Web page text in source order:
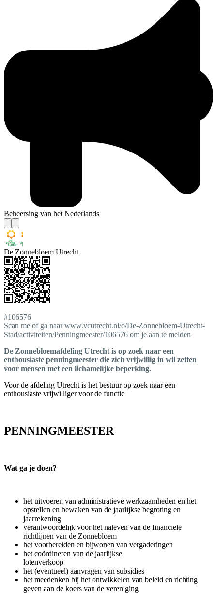
Beheersing van het Nederlands
De Zonnebloem Utrecht
#106576
Scan me of ga naar www.vcutrecht.nl/o/De-Zonnebloem-Utrecht-
Stad/activiteiten/Penningmeester/106576 om je aan te melden
De Zonnebloemafdeling Utrecht is op zoek naar een
enthousiaste penningmeester die zich vrijwillig in wil zetten
voor mensen met een lichamelijke beperking.
Voor de afdeling Utrecht is het bestuur op zoek naar een
enthousiaste vrijwilliger voor de functie
PENNINGMEESTER
Wat ga je doen?
het uitvoeren van administratieve werkzaamheden en het
opstellen en bewaken van de jaarlijkse begroting en
jaarrekening
verantwoordelijk voor het naleven van de financiële
richtlijnen van de Zonnebloem
het voorbereiden en bijwonen van vergaderingen
het coördineren van de jaarlijkse
lotenverkoop
het (eventueel) aanvragen van subsidies
het meedenken bij het ontwikkelen van beleid en richting
geven aan de koers van de vereniging